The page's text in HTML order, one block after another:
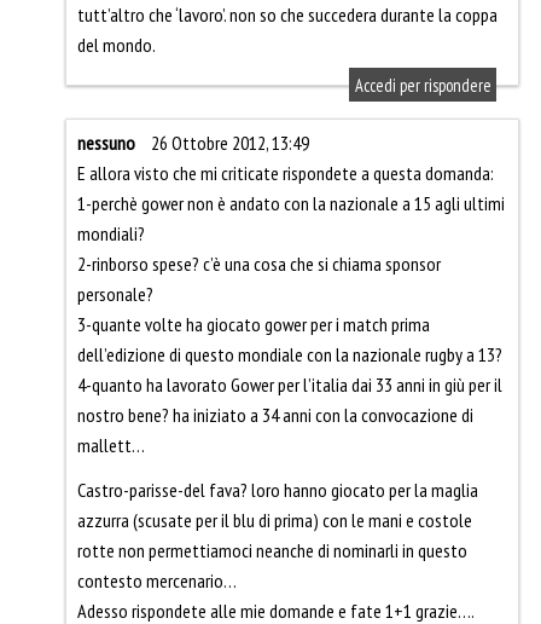
tutt’altro che ‘lavoro’. non so che succedera durante la coppa
del mondo.
Accedi per rispondere
nessuno
26 Ottobre 2012, 13:49
E allora visto che mi criticate rispondete a questa domanda:
1-perchè gower non è andato con la nazionale a 15 agli ultimi
mondiali?
2-rinborso spese? c’è una cosa che si chiama sponsor
personale?
3-quante volte ha giocato gower per i match prima
dell’edizione di questo mondiale con la nazionale rugby a 13?
4-quanto ha lavorato Gower per l’italia dai 33 anni in giù per il
nostro bene? ha iniziato a 34 anni con la convocazione di
mallett…
Castro-parisse-del fava? loro hanno giocato per la maglia
azzurra (scusate per il blu di prima) con le mani e costole
rotte non permettiamoci neanche di nominarli in questo
contesto mercenario…
Adesso rispondete alle mie domande e fate 1+1 grazie….